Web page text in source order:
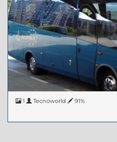
1 Tecnoworld 91%